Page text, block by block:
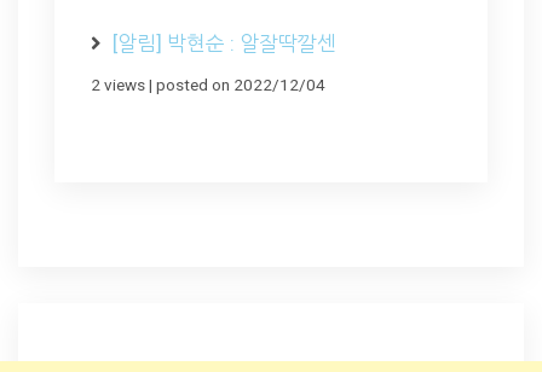
[알림] 박현순 : 알잘딱깔센
2 views| posted on 2022/12/04